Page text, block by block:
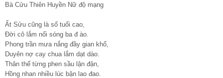
Bà Cửu Thiên Huyền Nữ độ mạng
Ất Sửu cũng là số tuổi cao,
Đời cô lắm nổi sóng ba đ ào.
Phong trần mưa nắng đầy gian khổ,
Duyên nợ cay chua lắm dạt dào.
Thân thế từng phen sầu lận đận,
Hồng nhan nhiều lúc bận lao đao.